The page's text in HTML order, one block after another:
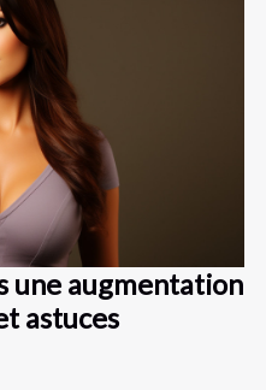
une augmentation
astuces